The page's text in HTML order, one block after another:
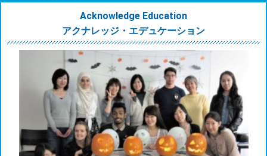
Acknowledge Education
アクナレッジ・エデュケーション